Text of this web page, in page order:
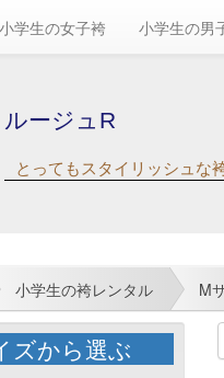
小学生の女子袴 小学生の男
ルージュR
とってもスタイリッシュな
小学生の袴レンタル M
ズから選ぶ